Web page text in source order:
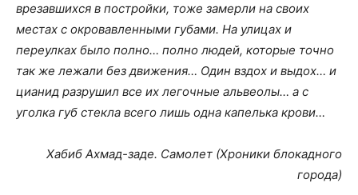
врезавшихся в постройки, тоже замерли на своих
местах с окровавленными губами. На улицах и
переулках было полно… полно людей, которые точно
так же лежали без движения… Один вздох и выдох… и
цианид разрушил все их легочные альвеолы… а с
уголка губ стекла всего лишь одна капелька крови…
Хабиб Ахмад-заде. Самолет (Хроники блокадного
города)